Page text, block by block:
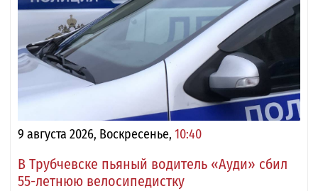
9 августа 2026, Воскресенье, 10:40
В Трубчевске пьяный водитель «Ауди» сбил
55-летнюю велосипедистку